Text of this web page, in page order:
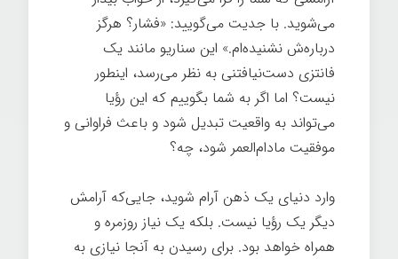
می‌شوید. با جدیت می‌گویید: «فشار؟ هرگز
درباره‌ش نشنیده‌ام.» این سناریو مانند یک
فانتزی دست‌نیافتنی به نظر می‌رسد، اینطور
نیست؟ اما اگر به شما بگوییم که این رؤیا
می‌تواند به واقعیت تبدیل شود و باعث فراوانی و
موفقیت مادام‌العمر شود، چه؟
وارد دنیای یک ذهن آرام شوید، جایی‌که آرامش
دیگر یک رؤیا نیست. بلکه یک نیاز روزمره و
همراه خواهد بود. برای رسیدن به آنجا نیازی به